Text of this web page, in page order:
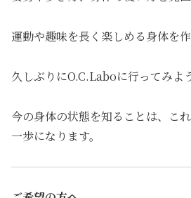
運動や趣味を長く楽しめる身体を作
久しぶりにO.C.Laboに行ってみよ
今の身体の状態を知ることは、こ
一歩になります。